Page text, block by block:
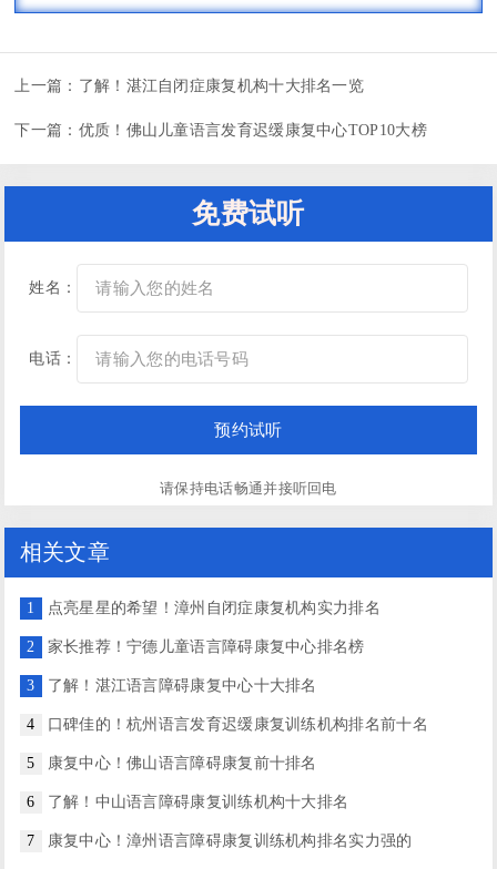
上一篇： 了解！湛江自闭症康复机构十大排名一览
下一篇： 优质！佛山儿童语言发育迟缓康复中心TOP10大榜
免费试听
姓名：
电话：
请保持电话畅通并接听回电
相关文章
1 点亮星星的希望！漳州自闭症康复机构实力排名
2 家长推荐！宁德儿童语言障碍康复中心排名榜
3 了解！湛江语言障碍康复中心十大排名
4 口碑佳的！杭州语言发育迟缓康复训练机构排名前十名
5 康复中心！佛山语言障碍康复前十排名
6 了解！中山语言障碍康复训练机构十大排名
7 康复中心！漳州语言障碍康复训练机构排名实力强的